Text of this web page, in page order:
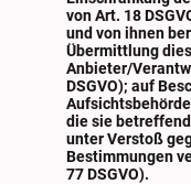
von Art. 18
und von ihnen
Übermittlung
Anbieter/
DSGVO); auf
die sie
unter Verstoß
Bestimmungen
77 DSGVO).